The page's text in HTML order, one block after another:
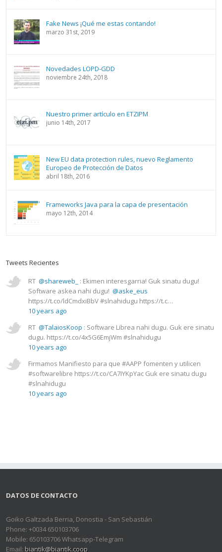
Fake News ¡Qué me estas contando!
marzo 31st, 2019
Novedades LOPD-GDD
noviembre 24th, 2018
Nuestro primer artículo en ETZIPM
junio 14th, 2017
New EU data protection rules, nuevo Reglamento
Europeo de Protección de Datos
abril 18th, 2016
Frameworks Java para la capa de presentación
mayo 12th, 2014
Tweets Recientes
RT @shareweb_
: Ekimen interesgarria! Guk sinatu dugu!
Software askea nahi dugu! @aske_eus
https://t.co/ldCmdxiBbV #slnahidugu https://t.c…
10 years ago
RT @TalaiosKoop : Software Librea nahi dugu. Guk ere sinatu
dugu. https://t.co/4x5G6EmjWm #slnahidugu
10 years ago
Firmamos Manifiesto para que #AAPP fomenten y utilicen
#softwarelibre https://t.co/CA7IYKpYac Guk ere sinatu dugu
#slnahidugu
10 years ago
DATOS DE CONTACTO
Goiko Galtzada Berria, Donostia - San Sebastián
Phone: +0034 650103706
Mobile: 650103706 Whatsapp-Telegram
Email: biantik@biantik.coop